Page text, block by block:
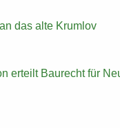
das alte Krum­lov
er­teilt Bau­recht für